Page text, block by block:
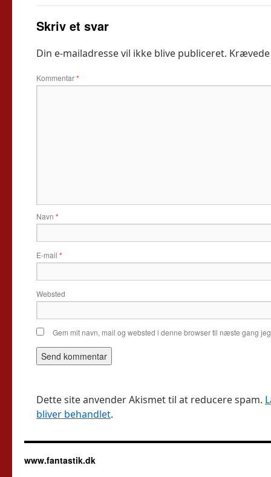
Skriv et svar
Din e-mailadresse vil ikke blive publiceret.
Kommentar*
Navn *
E-mail *
Websted
Gem mit navn, mail og websted i denne browser til næste gang
Dette site anvender Akismet til at reducere spam.
bliver behandlet.
www.fantastik.dk